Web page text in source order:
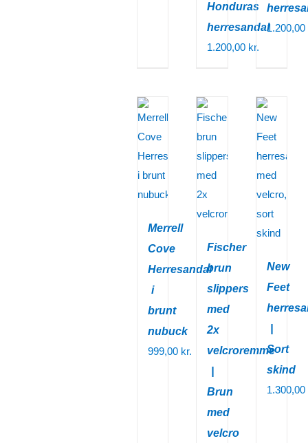
Honduras
herresandal
1.200,00 kr.
1.200,00
Merrell
Cove
Herresandal
i
brunt
nubuck
999,00 kr.
Fischer
brun
slippers
med
2x
velcroremme
Brun
med
velcro
New
Feet
Sort
skind
1.300,00